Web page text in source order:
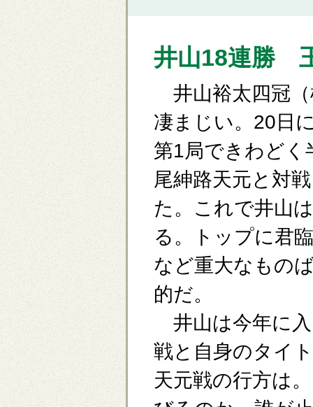
井山18連勝
井山裕太四冠（
凄まじい。20日
第1局できわどく
尾紳路天元と対
た。これで井山
る。トップに君
など重大なもの
的だ。
井山は今年に入
戦と自身のタイ
天元戦の行方は